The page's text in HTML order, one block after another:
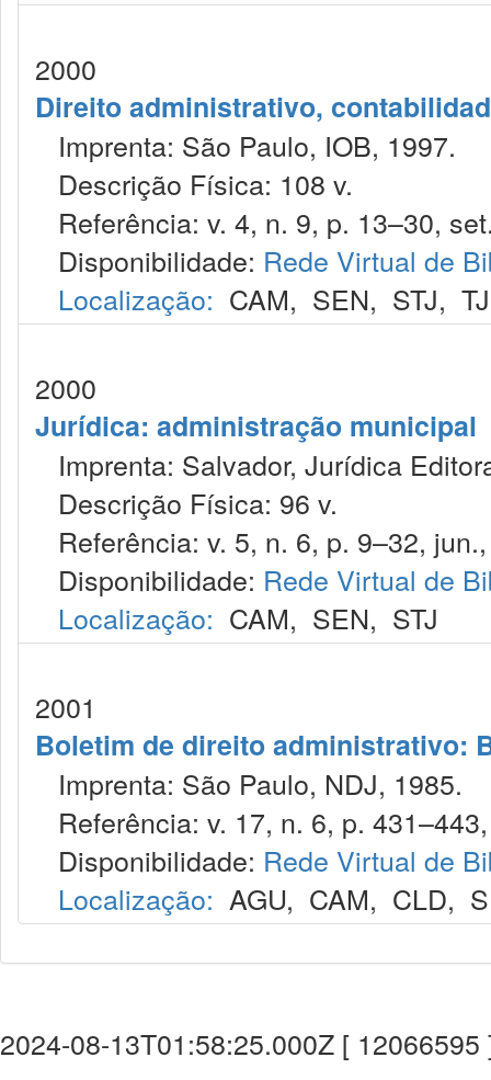
2000
Direito administrativo,
Imprenta: São Paulo, IOB, 1997.
Descrição Física: 108 v.
Referência: v. 4, n. 9, p. 13–30,
Disponibilidade: Rede Virtual de
Localização: CAM, SEN, STJ,
2000
Jurídica: administração municipal
Imprenta: Salvador, Jurídica
Descrição Física: 96 v.
Referência: v. 5, n. 6, p. 9–32,
Disponibilidade: Rede Virtual de
Localização: CAM, SEN, STJ
2001
Boletim de direito administrativo:
Imprenta: São Paulo, NDJ, 1985.
Referência: v. 17, n. 6, p.
Disponibilidade: Rede Virtual de
Localização: AGU, CAM, CLD,
2024-08-13T01:58:25.000Z [ 12066595